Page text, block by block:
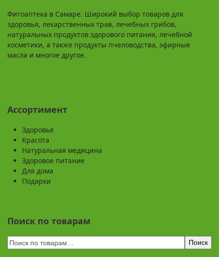
Фитоаптека в Самаре. Широкий выбор товаров для
здоровья, лекарственных трав, лечебных грибов,
натуральных продуктов здорового питания, лечебной
косметики, а также продукты пчеловодства, эфирные
масла и многое другое.
Ассортимент
Здоровье
Красота
Натуральная медицина
Здоровое питание
Для дома
Подарки
Поиск по товарам
Поиск